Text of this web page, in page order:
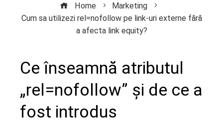
Home
Marketing
Cum sa utilizezi rel=nofollow pe link-uri externe fără
a afecta link equity?
Ce înseamnă atributul
„rel=nofollow” și de ce a
fost introdus